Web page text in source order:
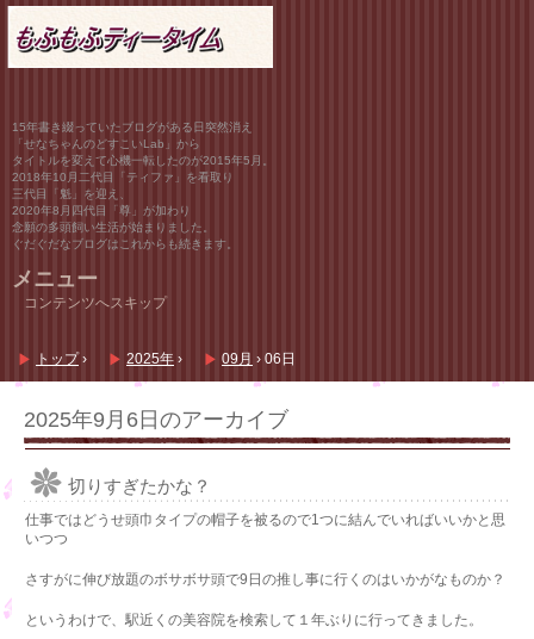
15年書き綴っていたブログがある日突然消え
「せなちゃんのどすこいLab」から
タイトルを変えて心機一転したのが2015年5月。
2018年10月二代目「ティファ」を看取り
三代目「魁」を迎え、
2020年8月四代目「尊」が加わり
念願の多頭飼い生活が始まりました。
ぐだぐだなブログはこれからも続きます。
メニュー
コンテンツへスキップ
トップ › 2025年 › 09月 › 06日
2025年9月6日 のアーカイブ
切りすぎたかな？
仕事ではどうせ頭巾タイプの帽子を被るので1つに結んでいればいいかと思
いつつ
さすがに伸び放題のボサボサ頭で9日の推し事に行くのはいかがなものか？
というわけで、駅近くの美容院を検索して１年ぶりに行ってきました。